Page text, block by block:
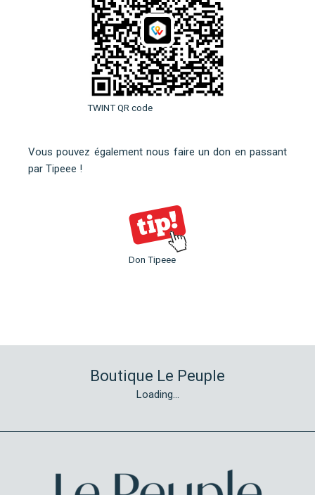
TWINT QR code
Vous pouvez également nous faire un don en passant
par Tipeee !
Don Tipeee
Boutique Le Peuple
Loading...